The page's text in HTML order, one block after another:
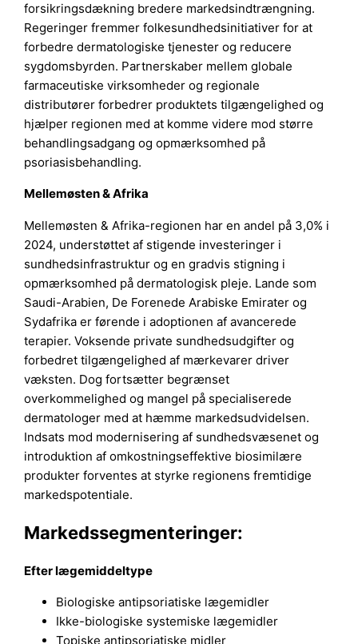
forsikringsdækning bredere markedsindtrængning.
Regeringer fremmer folkesundhedsinitiativer for at
forbedre dermatologiske tjenester og reducere
sygdomsbyrden. Partnerskaber mellem globale
farmaceutiske virksomheder og regionale
distributører forbedrer produktets tilgængelighed og
hjælper regionen med at komme videre mod større
behandlingsadgang og opmærksomhed på
psoriasisbehandling.
Mellemøsten & Afrika
Mellemøsten & Afrika-regionen har en andel på 3,0% i
2024, understøttet af stigende investeringer i
sundhedsinfrastruktur og en gradvis stigning i
opmærksomhed på dermatologisk pleje. Lande som
Saudi-Arabien, De Forenede Arabiske Emirater og
Sydafrika er førende i adoptionen af avancerede
terapier. Voksende private sundhedsudgifter og
forbedret tilgængelighed af mærkevarer driver
væksten. Dog fortsætter begrænset
overkommelighed og mangel på specialiserede
dermatologer med at hæmme markedsudvidelsen.
Indsats mod modernisering af sundhedsvæsenet og
introduktion af omkostningseffektive biosimilære
produkter forventes at styrke regionens fremtidige
markedspotentiale.
Markedssegmenteringer:
Efter lægemiddeltype
Biologiske antipsoriatiske lægemidler
Ikke-biologiske systemiske lægemidler
Topiske antipsoriatiske midler